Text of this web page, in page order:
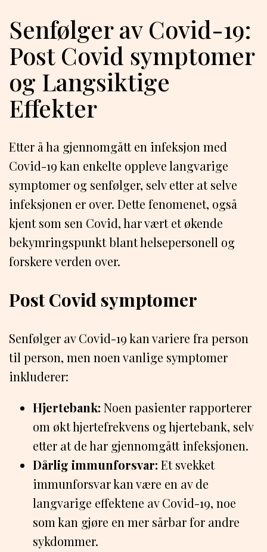
Senfølger av Covid-19:
Post Covid symptomer
og Langsiktige
Effekter
Etter å ha gjennomgått en infeksjon med
Covid-19 kan enkelte oppleve langvarige
symptomer og senfølger, selv etter at selve
infeksjonen er over. Dette fenomenet, også
kjent som sen Covid, har vært et økende
bekymringspunkt blant helsepersonell og
forskere verden over.
Post Covid symptomer
Senfølger av Covid-19 kan variere fra person
til person, men noen vanlige symptomer
inkluderer:
Hjertebank: Noen pasienter rapporterer
om økt hjertefrekvens og hjertebank, selv
etter at de har gjennomgått infeksjonen.
Dårlig immunforsvar: Et svekket
immunforsvar kan være en av de
langvarige effektene av Covid-19, noe
som kan gjøre en mer sårbar for andre
sykdommer.